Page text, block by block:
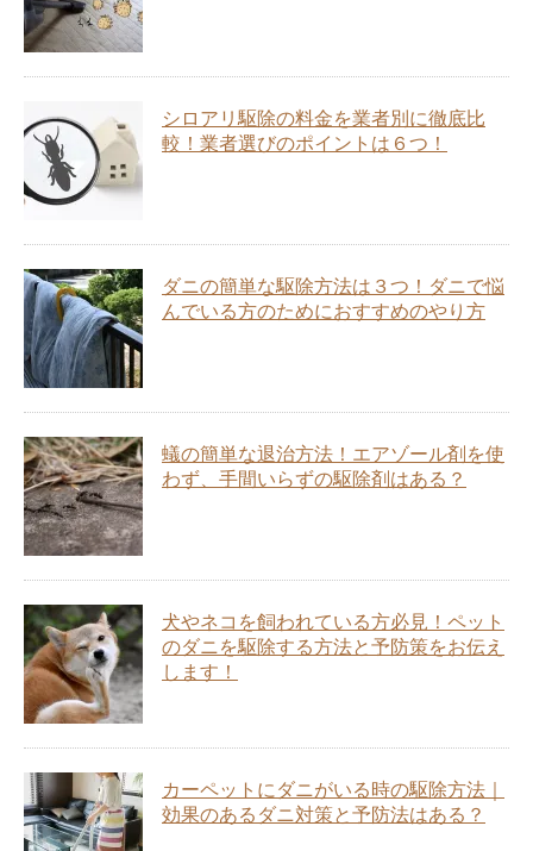
シロアリ駆除の料金を業者別に徹底比
較！業者選びのポイントは６つ！
ダニの簡単な駆除方法は３つ！ダニで悩
んでいる方のためにおすすめのやり方
蟻の簡単な退治方法！エアゾール剤を使
わず、手間いらずの駆除剤はある？
犬やネコを飼われている方必見！ペット
のダニを駆除する方法と予防策をお伝え
します！
カーペットにダニがいる時の駆除方法｜
効果のあるダニ対策と予防法はある？